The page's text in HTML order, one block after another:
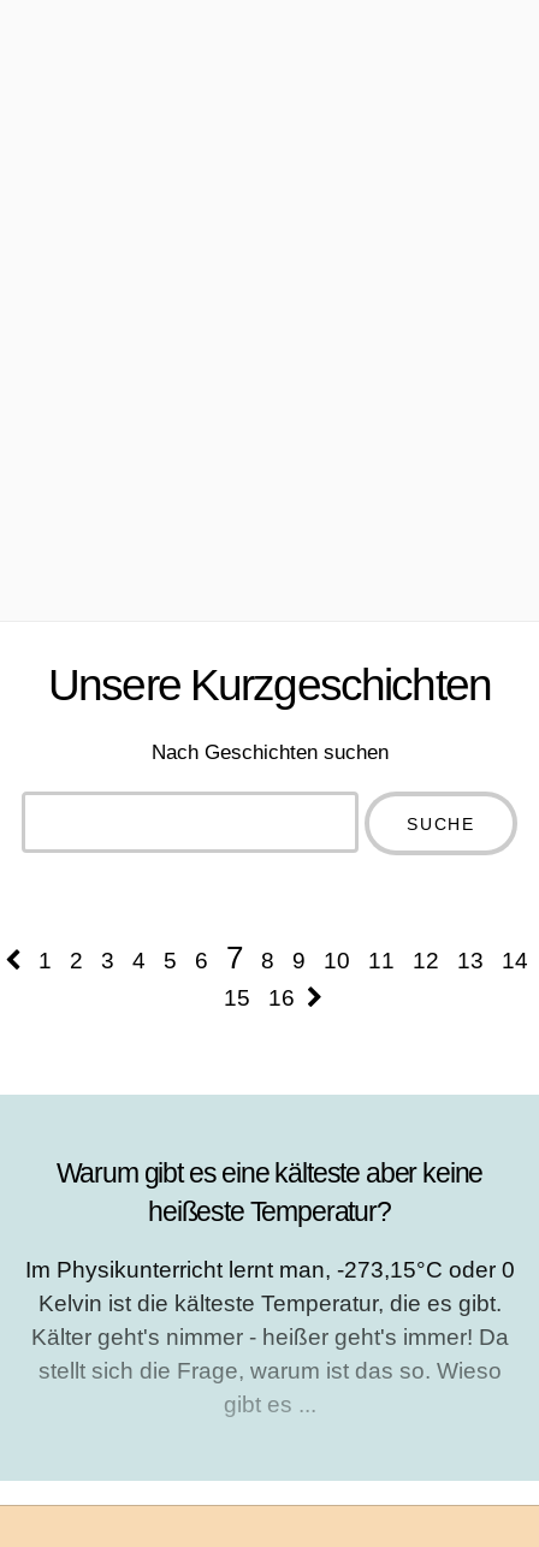
Unsere Kurzgeschichten
Nach Geschichten suchen
Type 2 or
1 2 3 4 5 6 7 8 9 10 11 12 13
14
15
16
Warum gibt es eine kälteste aber keine
heißeste Temperatur?
Im Physikunterricht lernt man, -273,15°C oder 0
Kelvin ist die kälteste Temperatur, die es gibt.
Kälter geht's nimmer - heißer geht's immer! Da
stellt sich die Frage, warum ist das so. Wieso
gibt es ...